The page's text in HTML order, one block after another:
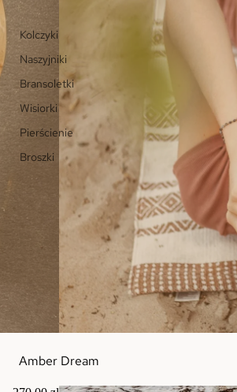
Kolczyki
Naszyjniki
Bransoletki
Wisiorki
Pierścienie
Broszki
Amber Dream